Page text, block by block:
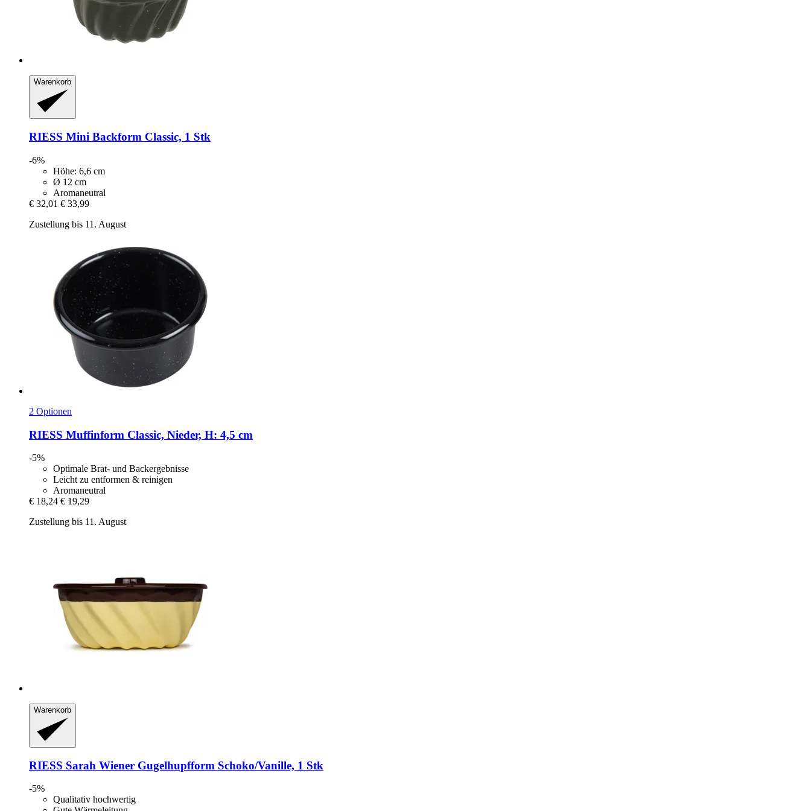
Warenkorb
RIESS Mini Backform Classic, 1 Stk
-6%
Höhe: 6,6 cm
Ø 12 cm
Aromaneutral
€ 32,01 € 33,99
Zustellung bis 11. August
2 Optionen
RIESS Muffinform Classic, Nieder, H: 4,5 cm
-5%
Optimale Brat- und Backergebnisse
Leicht zu entformen & reinigen
Aromaneutral
€ 18,24 € 19,29
Zustellung bis 11. August
Warenkorb
RIESS Sarah Wiener Gugelhupfform Schoko/Vanille, 1 Stk
-5%
Qualitativ hochwertig